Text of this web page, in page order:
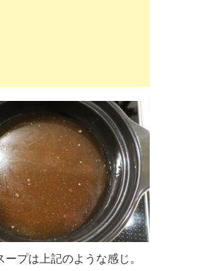
ープは上記のような感じ。